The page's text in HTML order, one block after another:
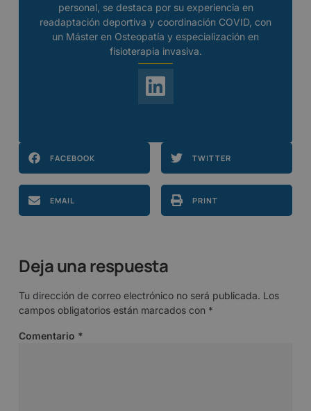
personal, se destaca por su experiencia en
readaptación deportiva y coordinación COVID, con
un Máster en Osteopatía y especialización en
fisioterapia invasiva.
FACEBOOK TWITTER
EMAIL PRINT
Deja una respuesta
Tu dirección de correo electrónico no será publicada. Los
campos obligatorios están marcados con *
Comentario *